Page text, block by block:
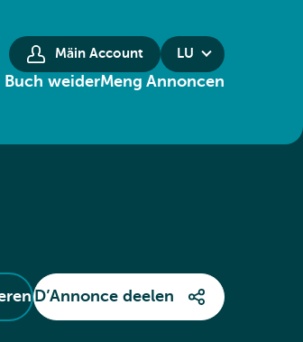
Mäin Account LU
Buch weiderMeng Annoncen
D’Annonce deelen